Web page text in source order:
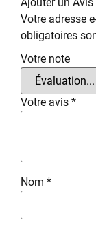
Votre adresse
obligatoires
Votre note
Votre avis *
Nom *